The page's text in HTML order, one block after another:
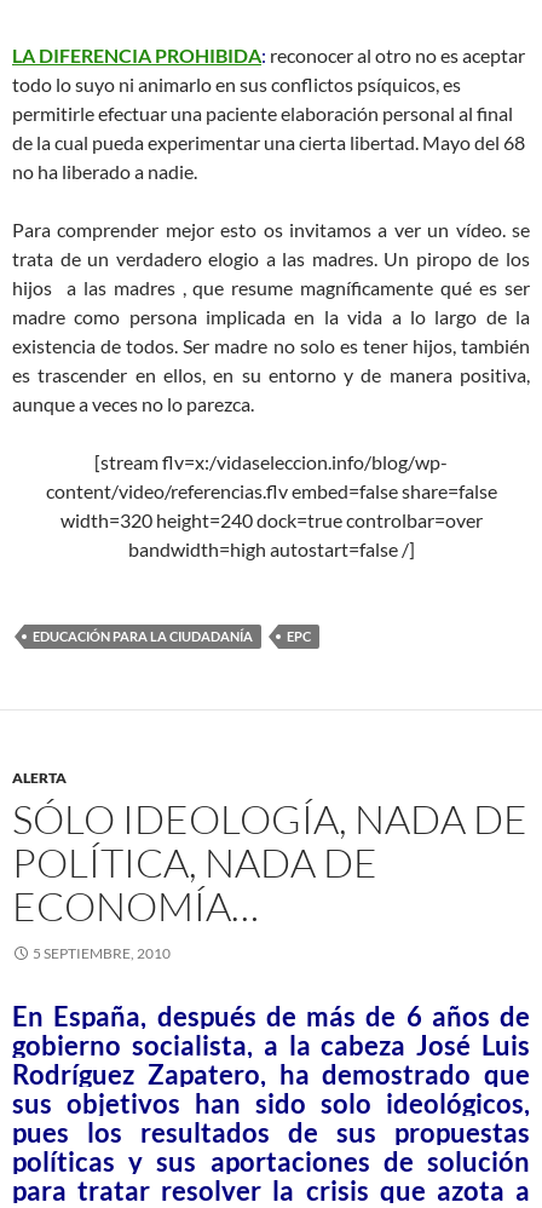
LA DIFERENCIA PROHIBIDA: reconocer al otro no es aceptar
todo lo suyo ni animarlo en sus conflictos psíquicos, es
permitirle efectuar una paciente elaboración personal al final
de la cual pueda experimentar una cierta libertad. Mayo del 68
no ha liberado a nadie.
Para comprender mejor esto os invitamos a ver un vídeo. se
trata de un verdadero elogio a las madres. Un piropo de los
hijos a las madres , que resume magníficamente qué es ser
madre como persona implicada en la vida a lo largo de la
existencia de todos. Ser madre no solo es tener hijos, también
es trascender en ellos, en su entorno y de manera positiva,
aunque a veces no lo parezca.
[stream flv=x:/vidaseleccion.info/blog/wp-
content/video/referencias.flv embed=false share=false
width=320 height=240 dock=true controlbar=over
bandwidth=high autostart=false /]
EDUCACIÓN PARA LA CIUDADANÍA EPC
ALERTA
SÓLO IDEOLOGÍA, NADA DE
POLÍTICA, NADA DE
ECONOMÍA…
5 SEPTIEMBRE, 2010
En España, después de más de 6 años de
gobierno socialista, a la cabeza José Luis
Rodríguez Zapatero, ha demostrado que
sus objetivos han sido solo ideológicos,
pues los resultados de sus propuestas
políticas y sus aportaciones de solución
para tratar resolver la crisis que azota a